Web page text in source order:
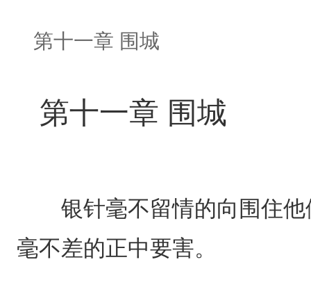
第十一章 围城
第十一章 围城
银针毫不留情的向围住他
毫不差的正中要害。